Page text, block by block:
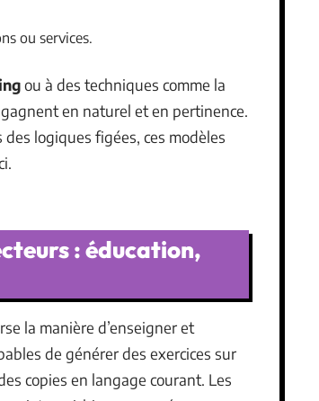
ou services.
ou à des techniques comme la
en naturel et en pertinence.
logiques figées, ces modèles
: éducation,
la manière d’enseigner et
de générer des exercices sur
copies en langage courant. Les